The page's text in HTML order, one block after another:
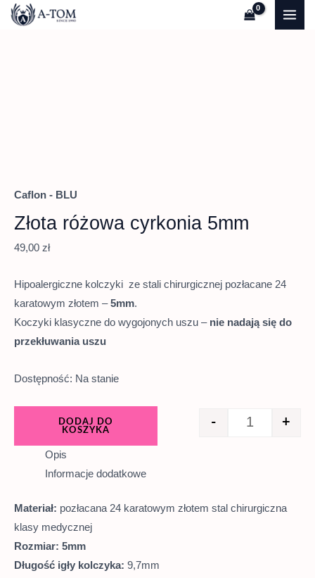
Przejdź
Caflon - BLU
Złota różowa cyrkonia 5mm
49,00 zł
Hipoalergiczne kolczyki ze stali chirurgicznej pozłacane 24
karatowym złotem –5mm.
Koczyki klasyczne do wygojonych uszu – nie nadają się do
przekłuwania uszu
Dostępność: Na stanie
Quantity
- +
DODAJ DO
KOSZYKA
Opis
Informacje dodatkowe
Materiał: pozłacana 24 karatowym złotem stal chirurgiczna
klasy medycznej
Rozmiar: 5mm
Długość igły kolczyka: 9,7mm